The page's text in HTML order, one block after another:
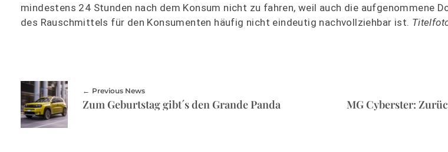
mindestens 24 Stunden nach dem Konsum nicht zu fahren, weil auch die aufgenommene
des Rauschmittels für den Konsumenten häufig nicht eindeutig nachvollziehbar ist.
Previous News
Zum Geburtstag gibt´s den Grande Panda MG Cyberster: